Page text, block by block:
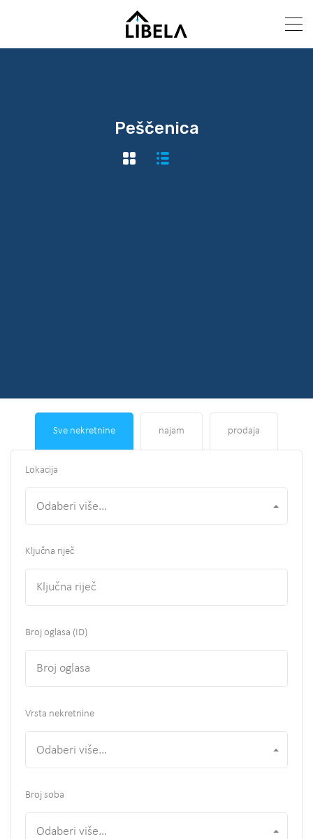
Peščenica
Sve nekretnine najam prodaja
Lokacija
Odaberi više...
Ključna riječ
Broj oglasa (ID)
Vrsta nekretnine
Odaberi više...
Broj soba
Odaberi više...